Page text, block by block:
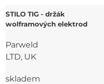
STILO TIG - držák
wolframových elektrod
Parweld
LTD, UK
skladem